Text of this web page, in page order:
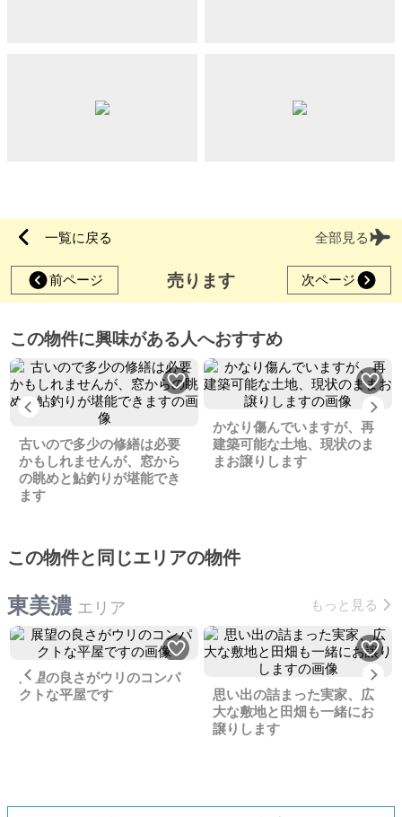
一覧に戻る 全部見る
前ページ 売ります 次ページ
この物件に興味がある人へおすすめ
Previous
古いので多少の修繕は必要
かもしれませんが、窓から
の眺めと鮎釣りが堪能でき
ます
かなり傷んでいますが、再
建築可能な土地、現状のま
まお譲りします
この物件と同じエリアの物件
東美濃 エリア もっと見る
Previous
展望の良さがウリのコンパ
クトな平屋です
思い出の詰まった実家、広
大な敷地と田畑も一緒にお
譲りします